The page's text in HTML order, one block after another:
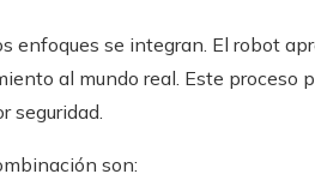
enfoques se integran. El robot
al mundo real. Este proceso
seguridad.
son: